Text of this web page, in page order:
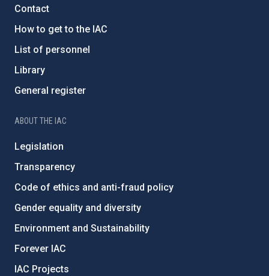
Contact
How to get to the IAC
List of personnel
Library
General register
ABOUT THE IAC
Legislation
Transparency
Code of ethics and anti-fraud policy
Gender equality and diversity
Environment and Sustainability
Forever IAC
IAC Projects